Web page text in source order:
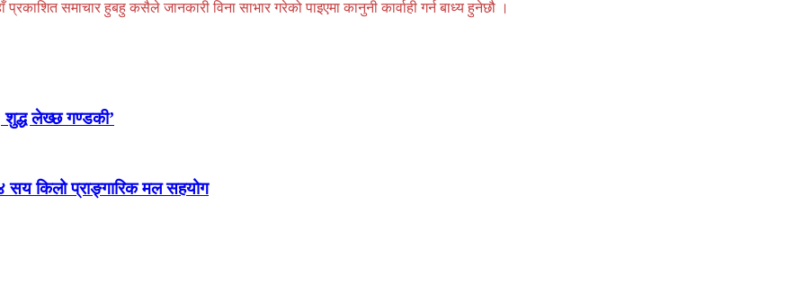
समाचार हुबहु कसैले जानकारी विना साभार गरेको पाइएमा कानुनी कार्वाही गर्न बाध्य हुनेछौ ।
शुद्ध लेख्छ गण्डकी’
सय किलो प्राङ्गारिक मल सहयोग